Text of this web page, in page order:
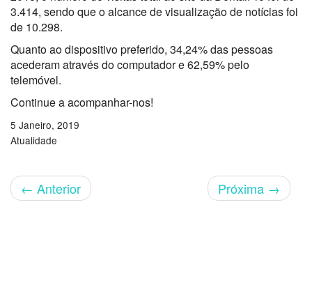
3.414, sendo que o alcance de visualização de notícias foi
de 10.298.
Quanto ao dispositivo preferido, 34,24% das pessoas
acederam através do computador e 62,59% pelo
telemóvel.
Continue a acompanhar-nos!
5 Janeiro, 2019
Atualidade
← Anterior Próxima →